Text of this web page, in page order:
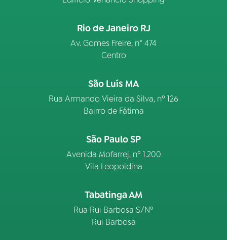
Rio de Janeiro RJ
Av. Gomes Freire, n° 474
Centro
São Luís MA
Rua Armando Vieira da Silva, nº 126
Bairro de Fátima
São Paulo SP
Avenida Mofarrej, nº 1.200
Vila Leopoldina
Tabatinga AM
Rua Rui Barbosa S/Nº
Rui Barbosa